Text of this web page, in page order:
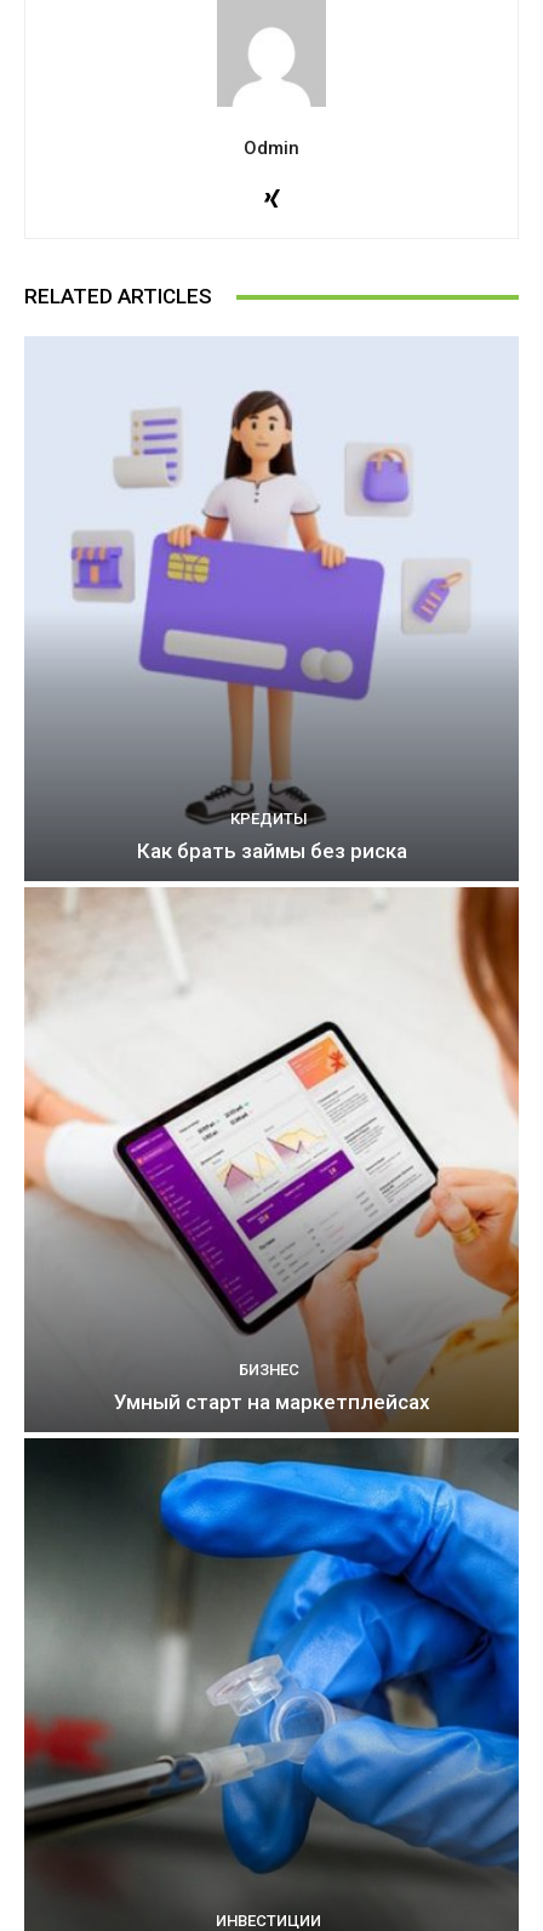
Odmin
RELATED ARTICLES
КРЕДИТЫ
Как брать займы без риска
БИЗНЕС
Умный старт на маркетплейсах
ИНВЕСТИЦИИ